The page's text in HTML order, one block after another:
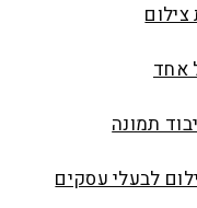
אחד
תמונה
לבעלי עסקים